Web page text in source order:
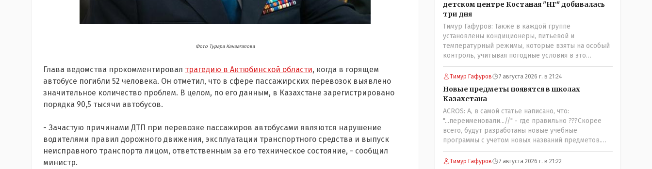
Фото Турара Канзагапова
Глава ведомства прокомментировал трагедию в Актюбинской области, когда в горящем
автобусе погибли 52 человека. Он отметил, что в сфере пассажирских перевозок выявлено
значительное количество проблем. В целом, по его данным, в Казахстане зарегистрировано
порядка 90,5 тысячи автобусов.
- Зачастую причинами ДТП при перевозке пассажиров автобусами являются нарушение
водителями правил дорожного движения, эксплуатации транспортного средства и выпуск
неисправного транспорта лицом, ответственным за его техническое состояние, - сообщил
министр.
детском центре Костаная "НГ" добивалась
три дня
Тимур Гафуров: Также в каждой группе
установлены кондиционеры, питьевой и
температурный режимы, которые взяты на особый
контроль, учитывая погодные условия в это
лето.Мы решили. что это - противоречие. Вы
считаете иначе?Ну тут противоречия нет. Этот
трагедии, то есть 29 июля, когда спешно
установили и воду, и новые кондиционеры, и
впервые поставили температурный режим на
контроль. То есть первая часть - информация до
трагедии, вторая часть - информация после
трагедии, когда все уже было исправлено.
Тимур Гафуров 7 августа 2026 г. в 21:24
Новые предметы появятся в школах
Казахстана
ACROS: А, в самой статье написано, что:
"...переименовали...//" - где правильно ???Скорее
всего, будут разработаны новые учебные
программы с учетом новых названий предметов.
Так что предметы - новые. Хоть и
переименованные)
Тимур Гафуров 7 августа 2026 г. в 21:22